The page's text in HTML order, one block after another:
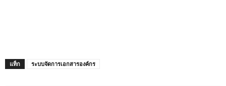
แท็ก ระบบจัดการเอกสารองค์กร